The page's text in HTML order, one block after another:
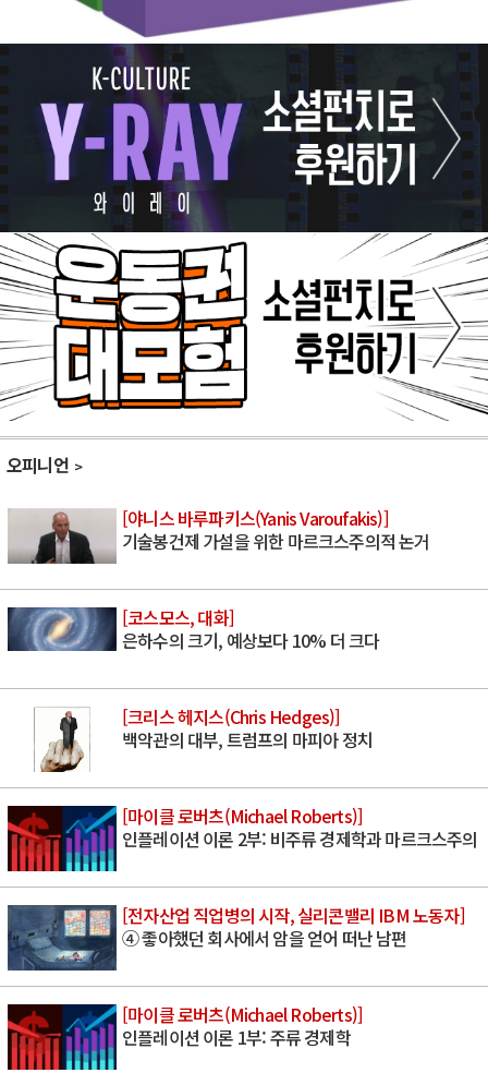
오피니언
[야니스 바루파키스(Yanis Varoufakis)]
기술봉건제 가설을 위한 마르크스주의적 논거
[코스모스, 대화]
은하수의 크기, 예상보다 10% 더 크다
[크리스 헤지스(Chris Hedges)]
백악관의 대부, 트럼프의 마피아 정치
[마이클 로버츠(Michael Roberts)]
인플레이션 이론 2부: 비주류 경제학과 마르크스주의
[전자산업 직업병의 시작, 실리콘밸리 IBM 노동자]
④ 좋아했던 회사에서 암을 얻어 떠난 남편
[마이클 로버츠(Michael Roberts)]
인플레이션 이론 1부: 주류 경제학